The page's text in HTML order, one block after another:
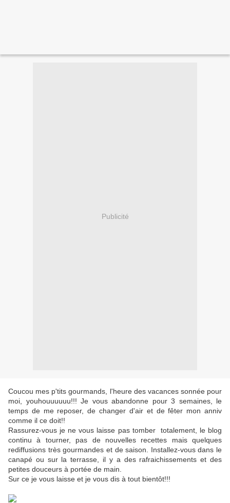
Publicité
Coucou mes p'tits gourmands, l'heure des vacances sonnée pour
moi, youhouuuuuu!!! Je vous abandonne pour 3 semaines, le
temps de me reposer, de changer d'air et de fêter mon anniv
comme il ce doit!!
Rassurez-vous je ne vous laisse pas tomber totalement, le blog
continu à tourner, pas de nouvelles recettes mais quelques
rediffusions très gourmandes et de saison. Installez-vous dans le
canapé ou sur la terrasse, il y a des rafraichissements et des
petites douceurs à portée de main.
Sur ce je vous laisse et je vous dis à tout bientôt!!!